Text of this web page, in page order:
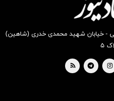
- خیابان شهید محمدی خدری (شاهین)
۵